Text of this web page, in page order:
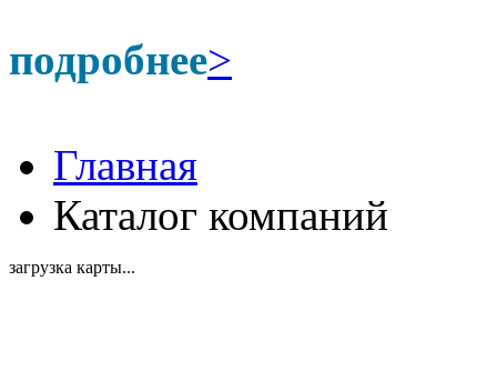
подробнее>
Главная
Каталог компаний
загрузка карты...